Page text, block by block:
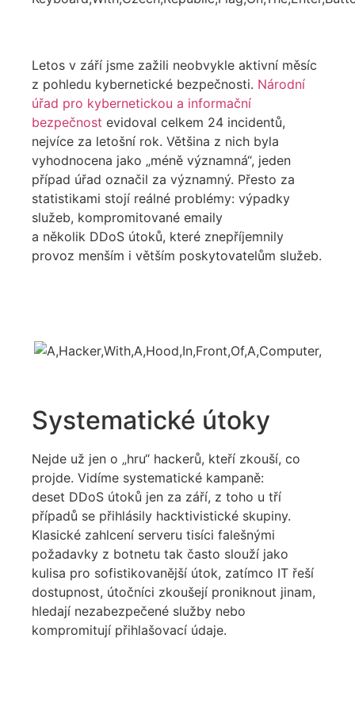
Letos v září jsme zažili neobvykle aktivní měsíc
z pohledu kybernetické bezpečnosti. Národní
úřad pro kybernetickou a informační
bezpečnost evidoval celkem 24 incidentů,
nejvíce za letošní rok. Většina z nich byla
vyhodnocena jako „méně významná“, jeden
případ úřad označil za významný. Přesto za
statistikami stojí reálné problémy: výpadky
služeb, kompromitované emaily
a několik DDoS útoků, které znepříjemnily
provoz menším i větším poskytovatelům služeb.
Systematické útoky
Nejde už jen o „hru“ hackerů, kteří zkouší, co
projde. Vidíme systematické kampaně:
deset DDoS útoků jen za září, z toho u tří
případů se přihlásily hacktivistické skupiny.
Klasické zahlcení serveru tisíci falešnými
požadavky z botnetu tak často slouží jako
kulisa pro sofistikovanější útok, zatímco IT řeší
dostupnost, útočníci zkoušejí proniknout jinam,
hledají nezabezpečené služby nebo
kompromitují přihlašovací údaje.